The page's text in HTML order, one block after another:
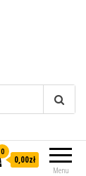
Menu
0
0,00zł